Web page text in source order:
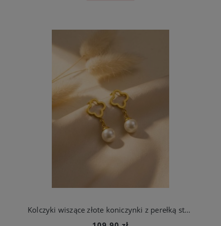
Kolczyki wiszące złote koniczynki z perełką stal chirurgiczna